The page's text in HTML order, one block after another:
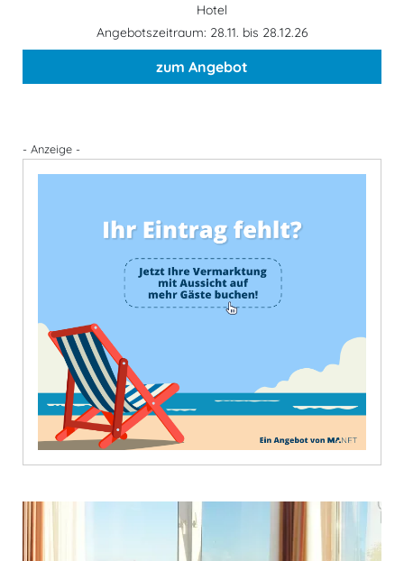
Hotel
Angebotszeitraum: 28.11. bis 28.12.26
zum Angebot
- Anzeige -